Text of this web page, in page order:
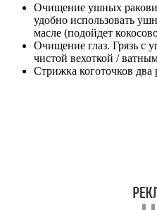
Очищение ушных
удобно использовать
масле (подойдет
Очищение глаз. Грязь с
чистой вехоткой /
Стрижка коготочков два